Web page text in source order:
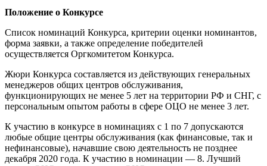
Положение о Конкурсе
Список номинаций Конкурса, критерии оценки номинантов,
форма заявки, а также определение победителей
осуществляется Оргкомитетом Конкурса.
Жюри Конкурса составляется из действующих генеральных
менеджеров общих центров обслуживания,
функционирующих не менее 5 лет на территории РФ и СНГ, с
персональным опытом работы в сфере ОЦО не менее 3 лет.
К участию в конкурсе в номинациях с 1 по 7 допускаются
любые общие центры обслуживания (как финансовые, так и
нефинансовые), начавшие свою деятельность не позднее
декабря 2020 года. К участию в номинации — 8. Лучший